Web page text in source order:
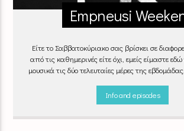
Empneusi
Είτε το Σαββατοκύριακο σας βρίσκει σε
από τις καθημερινές είτε όχι, εμείς είμαστε
μουσικά τις δύο τελευταίες μέρες της
Info and episodes